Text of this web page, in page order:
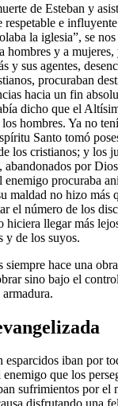
de Esteban y
e
la iglesia”, se
hombres y a
y sus agentes,
procuraban
hacia un fin
dicho que el
hombres. Ya no
Santo tomó
los cristianos; y los
abandonados por
enemigo procuraba
maldad no hizo más
el número de los
hiciera llegar más
y de los suyos.
siempre hace una
sino bajo el
esparcidos iban por
que los
sufrimientos por el